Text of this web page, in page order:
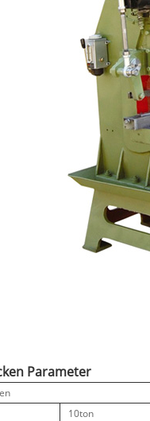
Parameter
10ton